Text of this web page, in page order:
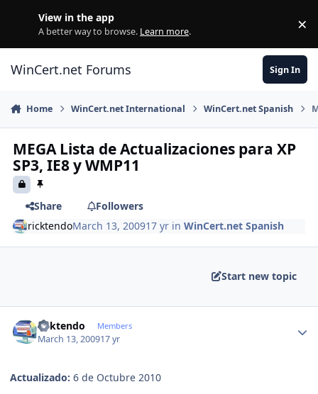
View in the app
A better way to browse. Learn more. ×
WinCert.net Forums Sign In
Home WinCert.net International WinCert.net Spanish
MEGA Lista de Actualizaciones para XP
SP3, IE8 y WMP11
Share
Followers
ricktendoMarch 13, 200917 yr inWinCert.net Spanish
Start new topic
ricktendo Members
March 13, 200917 yr
Actualizado: 6 de Octubre 2010